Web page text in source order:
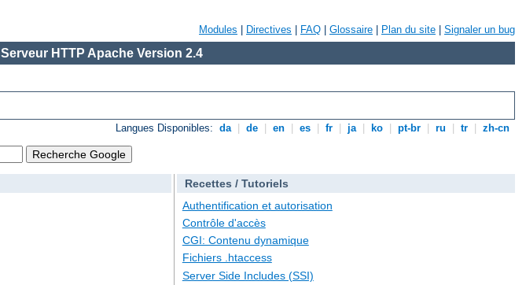
Modules Directives FAQ Glossaire Plan du site Signaler un bug
Serveur HTTP Apache Version 2.4
Langues Disponibles: da de en es fr ja ko pt-br ru tr zh-cn
Recettes / Tutoriels
Authentification et autorisation
Contrôle d'accès
CGI: Contenu dynamique
Fichiers .htaccess
Server Side Includes (SSI)